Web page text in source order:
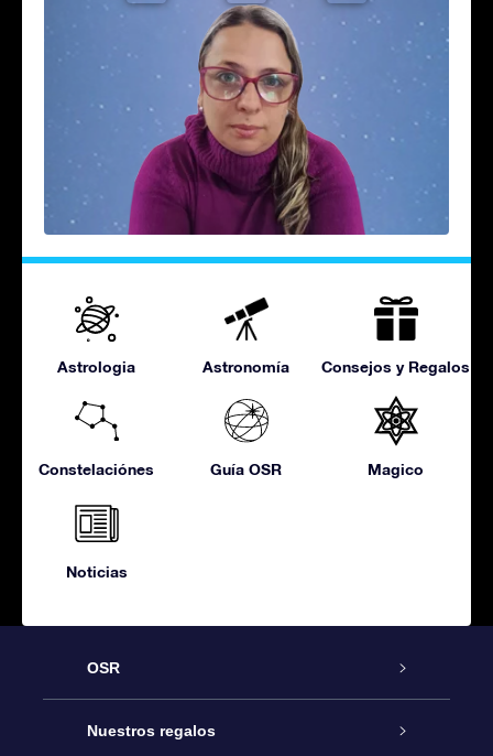
Astrologia Astronomía Consejos y Regalos
Constelaciónes Guía OSR Magico
Noticias
OSR
Atención
Nuestros regalos